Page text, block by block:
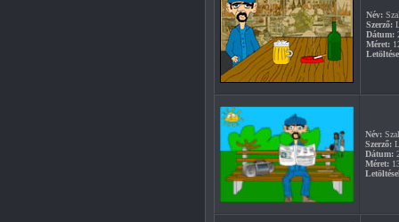
Név:
Szerző:
Dátum:
Méret:
Név:
Szerző:
Dátum:
Méret: